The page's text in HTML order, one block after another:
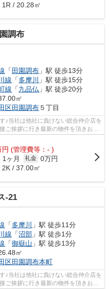
1R / 20.28㎡
調布
「 田園調布 」駅 徒歩13分
線 「多摩川
」駅 徒歩15分
線 「九品仏 」駅 徒歩20分
㎡
区田園調布５丁目
♪当社は他社に負けない総合仲介店を
ご挨拶に行き最新の物件を頂きお客
円 (管理費等：- )
1ヶ月 礼金 0万円
2K / 37.00㎡
-21
「多摩川
」駅 徒歩11分
線 「沼部 」駅 徒歩1分
「御嶽山 」駅 徒歩13分
㎡
区田園調布本町
♪当社は他社に負けない総合仲介店を
ご挨拶に行き最新の物件を頂きお客